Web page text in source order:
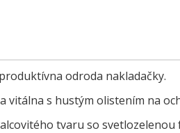
odroda nakladačky.
vitálna s hustým olistením na
tvaru so svetlozelenou